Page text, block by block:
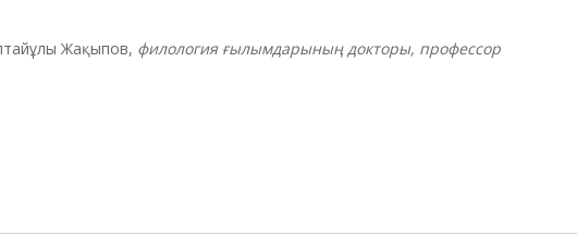
Жақыпов, филология ғылымдарының докторы, профессор